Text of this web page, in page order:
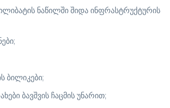
ნაწილში შიდა ინფრასტრუქტურის
ბილიკები;
ბავშვის ჩაცმის უნარით;